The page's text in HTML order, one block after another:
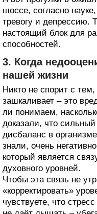
шоссе, согласно
тревогу и
настоящий блок для
способностей.
3. Когда
нашей жизни
Никто не спорит с тем,
зашкаливает – это
ли понимаем,
доказали, что
дисбаланс в
знали, очень
который является
духовного уровней.
Чтобы эта связь не
«корректировать»
чувствуете, что